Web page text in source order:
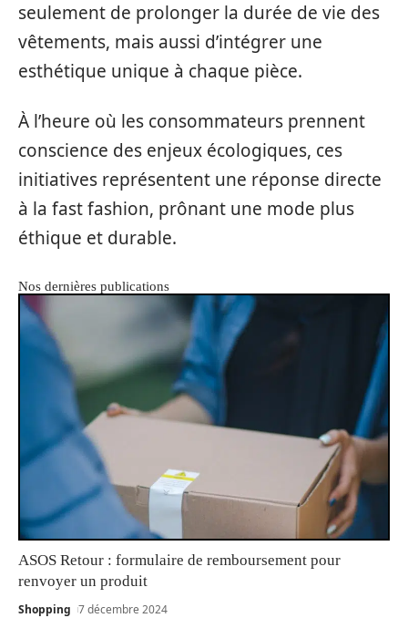
seulement de prolonger la durée de vie des
vêtements, mais aussi d’intégrer une
esthétique unique à chaque pièce.
À l’heure où les consommateurs prennent
conscience des enjeux écologiques, ces
initiatives représentent une réponse directe
à la fast fashion, prônant une mode plus
éthique et durable.
Nos dernières publications
ASOS Retour : formulaire de remboursement pour
renvoyer un produit
Shopping 7 décembre 2024